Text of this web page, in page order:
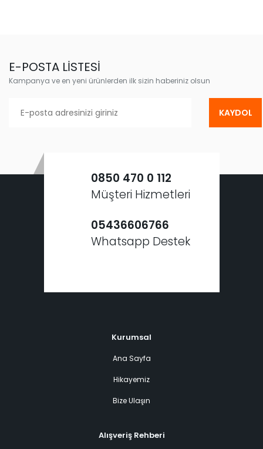
E-POSTA LİSTESİ
Kampanya ve en yeni ürünlerden ilk sizin haberiniz olsun
KAYDOL
0850 470 0 112
Müşteri Hizmetleri
05436606766
Whatsapp Destek
Kurumsal
Ana Sayfa
Hikayemiz
Bize Ulaşın
Alışveriş Rehberi